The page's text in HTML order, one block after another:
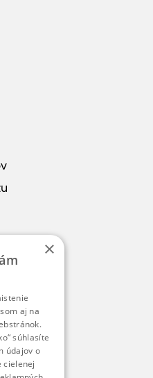
dolina
×
aj na
súhlasíte
údajov o
cielenej